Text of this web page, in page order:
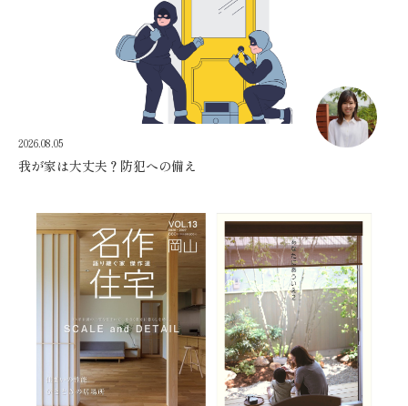
2026.08.05
我が家は大丈夫？防犯への備え